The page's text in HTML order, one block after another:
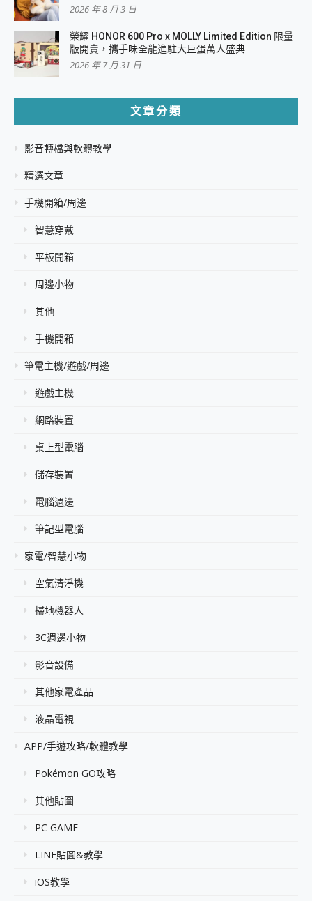
2026 年 8 月 3 日
榮耀 HONOR 600 Pro x MOLLY Limited Edition 限量
版開賣，攜手味全龍進駐大巨蛋萬人盛典
2026 年 7 月 31 日
文章分類
影音轉檔與軟體教學
精選文章
手機開箱/周邊
智慧穿戴
平板開箱
周邊小物
其他
手機開箱
筆電主機/遊戲/周邊
遊戲主機
網路裝置
桌上型電腦
儲存裝置
電腦週邊
筆記型電腦
家電/智慧小物
空氣清淨機
掃地機器人
3C週邊小物
影音設備
其他家電產品
液晶電視
APP/手遊攻略/軟體教學
Pokémon GO攻略
其他貼圖
PC GAME
LINE貼圖&教學
iOS教學